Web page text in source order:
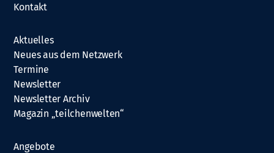
Kontakt
Aktuelles
Neues aus dem Netzwerk
Termine
Newsletter
Newsletter Archiv
Magazin „teilchenwelten“
Angebote